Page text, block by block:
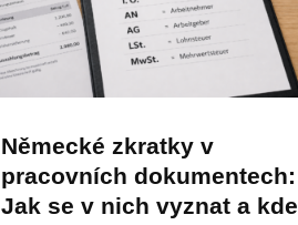
Německé zkratky v
pracovních dokumentech:
Jak se v nich vyznat a kde